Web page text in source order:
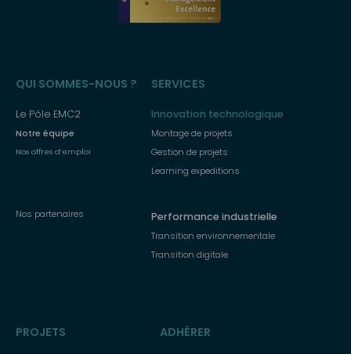
principal
QUI SOMMES-NOUS ?
Le Pôle EMC2
Notre équipe
Nos offres d’emploi
Nos partenaires
SERVICES
Innovation technologique
Montage de projets
Gestion de projets
Learning expeditions
Performance industrielle
Transition environnementale
Transition digitale
PROJETS ADHÉRER